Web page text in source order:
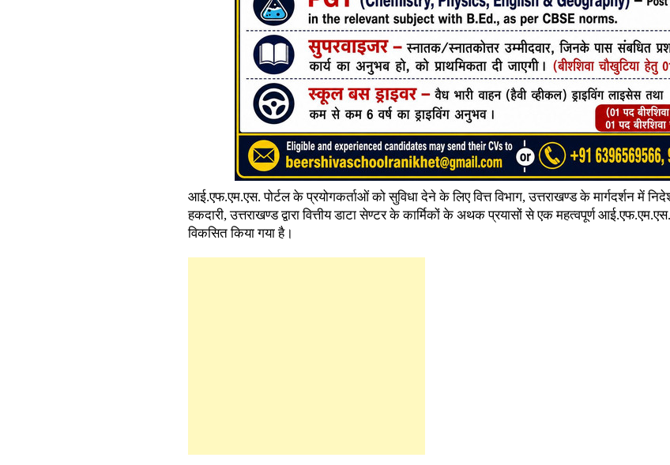
आई.एफ.एम.एस. पोर्टल के प्रयोगकर्ताओं को सुविधा देने के लिए वित्त विभाग, उत्तराखण्ड के मार्गदर्शन में
हकदारी, उत्तराखण्ड द्वारा वित्तीय डाटा सेण्टर के कार्मिकों के अथक प्रयासों से एक महत्वपूर्ण
विकसित किया गया है।